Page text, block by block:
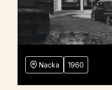
Nacka 1960